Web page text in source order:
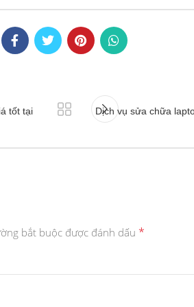
tốt tại
Dịch vụ sửa chữa
bắt buộc được đánh dấu *